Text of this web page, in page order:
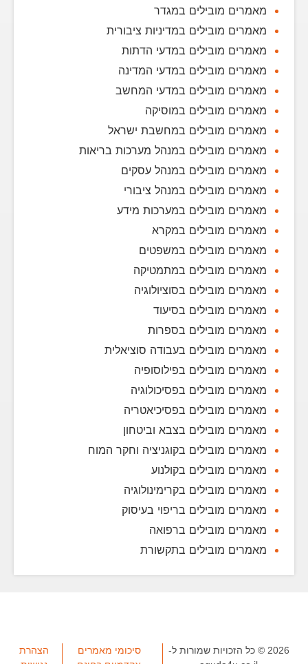
מאמרים מובילים במגדר
מאמרים מובילים במדיניות ציבורית
מאמרים מובילים במדעי הדתות
מאמרים מובילים במדעי המדינה
מאמרים מובילים במדעי המחשב
מאמרים מובילים במוסיקה
מאמרים מובילים במחשבת ישראל
מאמרים מובילים במנהל מערכות בריאות
מאמרים מובילים במנהל עסקים
מאמרים מובילים במנהל ציבורי
מאמרים מובילים במערכות מידע
מאמרים מובילים במקרא
מאמרים מובילים במשפטים
מאמרים מובילים במתמטיקה
מאמרים מובילים בסוציולוגיה
מאמרים מובילים בסיעוד
מאמרים מובילים בספרות
מאמרים מובילים בעבודה סוציאלית
מאמרים מובילים בפילוסופיה
מאמרים מובילים בפסיכולוגיה
מאמרים מובילים בפסיכיאטריה
מאמרים מובילים בצבא וביטחון
מאמרים מובילים בקוגניציה וחקר המוח
מאמרים מובילים בקולנוע
מאמרים מובילים בקרימינולוגיה
מאמרים מובילים בריפוי בעיסוק
מאמרים מובילים ברפואה
מאמרים מובילים בתקשורת
2026 © כל הזכויות שמורות ל-
סיכומי מאמרים
הצהרת